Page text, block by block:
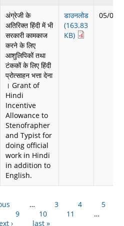
अंग्रेजी के
अतिरिक्त हिंदी में भी
सरकारी कामकाज
करने के लिए
आशुलिपिकों तथा
टंककों के लिए हिंदी
प्रोत्साहन भत्ता देना
। Grant of
Hindi
Incentive
Allowance to
Stenofrapher
and Typist for
doing official
work in Hindi
in addition to
English.
डाउनलोड
(163.83
KB)
05/06/
… 3 4
5
9 10 11
…
›
last »